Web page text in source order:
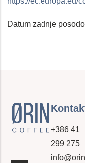
Datum zadnje
+386 41
299 275